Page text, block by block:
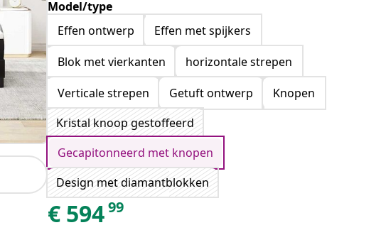
Model/type
Effen ontwerp
Effen met spijkers
Blok met vierkanten
horizontale strepen
Verticale strepen
Getuft ontwerp
Knopen
Kristal knoop gestoffeerd
Gecapitonneerd met knopen
Design met diamantblokken
€ 59499